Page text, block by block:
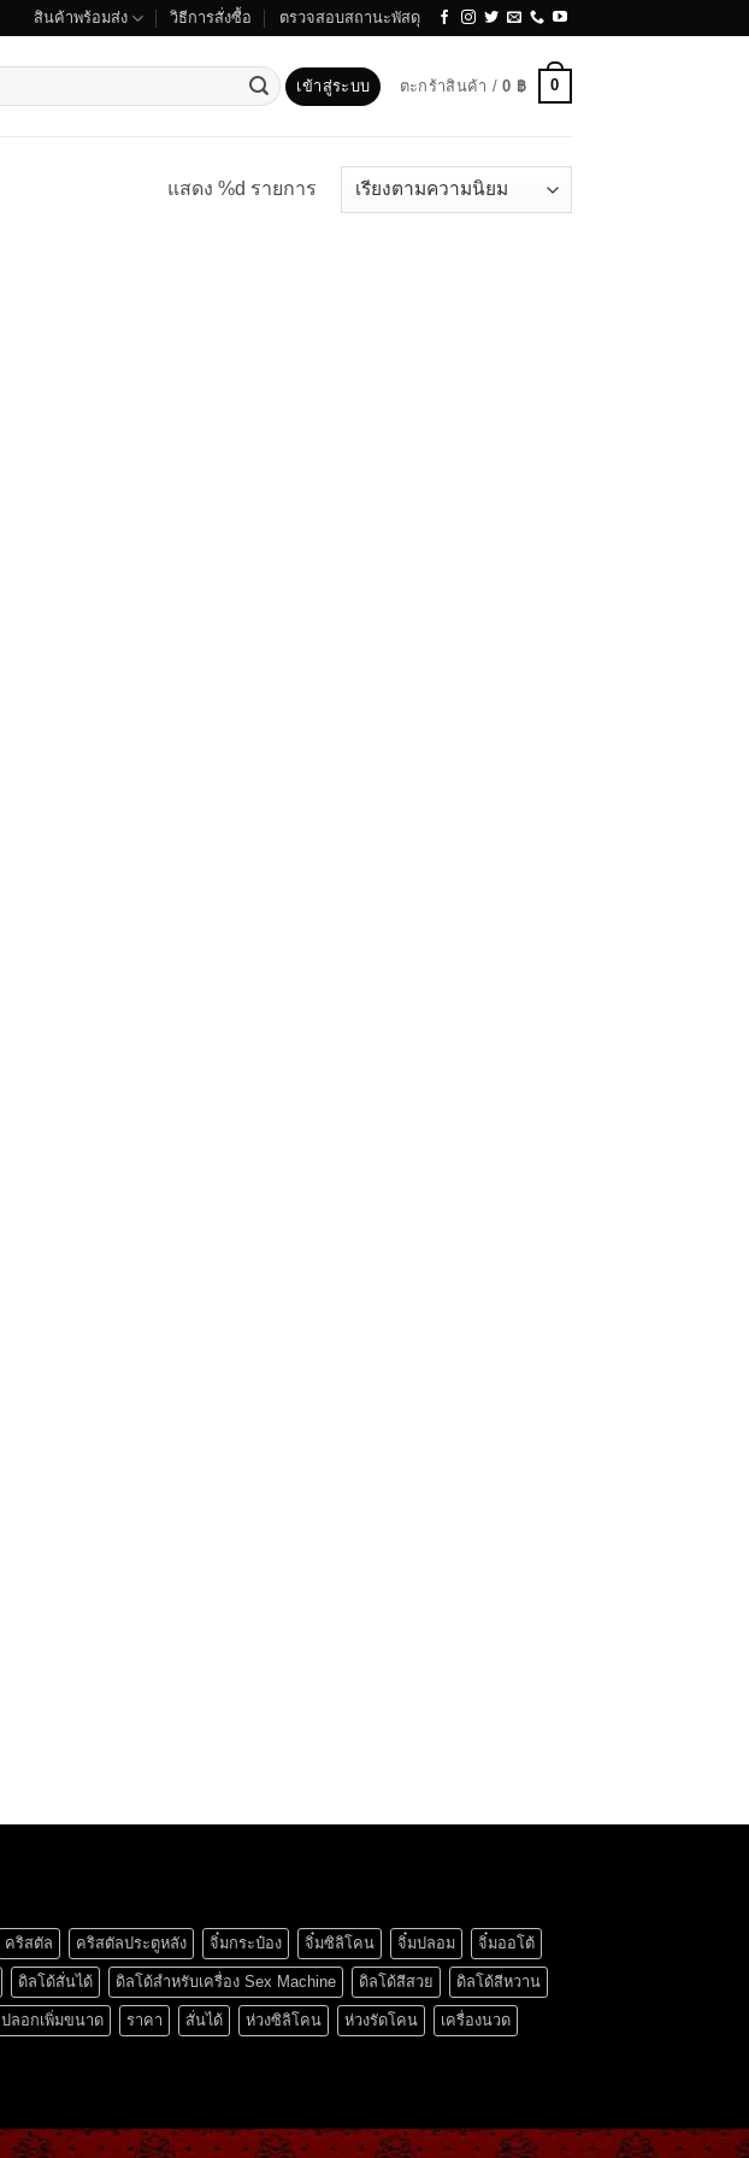
สินค้าพร้อมส่ง วิธีการสั่งซื้อ ตรวจสอบสถานะพัสดุ
เข้าสู่ระบบ ตะกร้าสินค้า /0 ฿ 0
แสดง %d รายการ
คริสตัล คริสตัลประตูหลัง จิ๋มกระป๋อง จิ๋มซิลิโคน จิ๋มปลอม จิ๋มออโต้
ดิลโด้สั่นได้ ดิลโด้สำหรับเครื่อง Sex Machine ดิลโด้สีสวย ดิลโด้สีหวาน
ปลอกเพิ่มขนาด ราคา สั่นได้ ห่วงซิลิโคน ห่วงรัดโคน เครื่องนวด